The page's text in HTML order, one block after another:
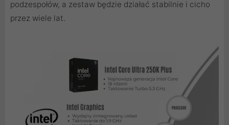
podzespołów, a zestaw będzie działać stabilnie i cicho
przez wiele lat.